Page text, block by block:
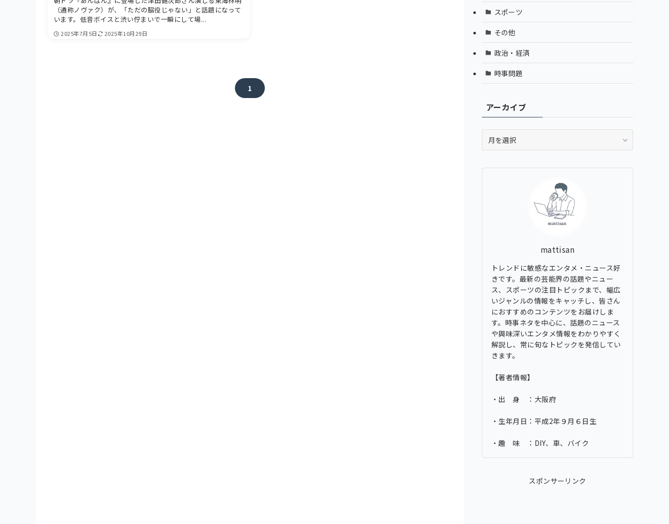
（通称ノヴァク）が、「ただの脇役じゃない」と話題になって
います。低音ボイスと渋い佇まいで一瞬にして場...
2025年7月5日 2025年10月29日
1
スポーツ
その他
政治・経済
時事問題
アーカイブ
ー
イ
mattisan
トレンドに敏感なエンタメ・ニュース好
きです。最新の芸能界の話題やニュー
ス、スポーツの注目トピックまで、幅広
いジャンルの情報をキャッチし、皆さん
におすすめのコンテンツをお届けしま
す。時事ネタを中心に、話題のニュース
や興味深いエンタメ情報をわかりやすく
解説し、常に旬なトピックを発信してい
きます。
【著者情報】
・出 身 ：大阪府
・生年月日：平成2年９月６日生
・趣 味 ：DIY、車、バイク
スポンサーリンク